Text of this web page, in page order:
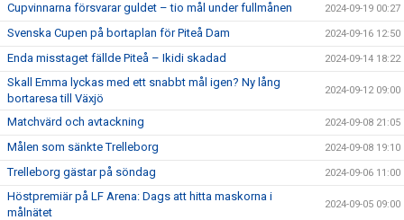
Cupvinnarna försvarar guldet – tio mål under fullmånen 2024-09-19 00:27
Svenska Cupen på bortaplan för Piteå Dam 2024-09-16 12:50
Enda misstaget fällde Piteå – Ikidi skadad 2024-09-14 18:22
Skall Emma lyckas med ett snabbt mål igen? Ny lång
bortaresa till Växjö
2024-09-12 09:00
Matchvärd och avtackning 2024-09-08 21:05
Målen som sänkte Trelleborg 2024-09-08 19:10
Trelleborg gästar på söndag 2024-09-06 11:00
Höstpremiär på LF Arena: Dags att hitta maskorna i
målnätet
2024-09-05 09:00